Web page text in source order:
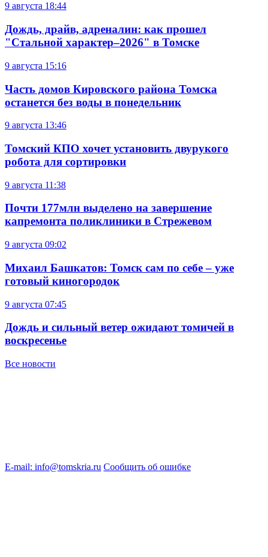
9 августа 18:44
Дождь, драйв, адреналин: как прошел
"Стальной характер–2026" в Томске
9 августа 15:16
Часть домов Кировского района Томска
останется без воды в понедельник
9 августа 13:46
Томский КПО хочет установить двурукого
робота для сортировки
9 августа 11:38
Почти 177млн выделено на завершение
капремонта поликлиники в Стрежевом
9 августа 09:02
Михаил Башкатов: Томск сам по себе – уже
готовый киногородок
9 августа 07:45
Дождь и сильный ветер ожидают томичей в
воскресенье
Все новости
E-mail: info@tomskria.ru Сообщить об ошибке